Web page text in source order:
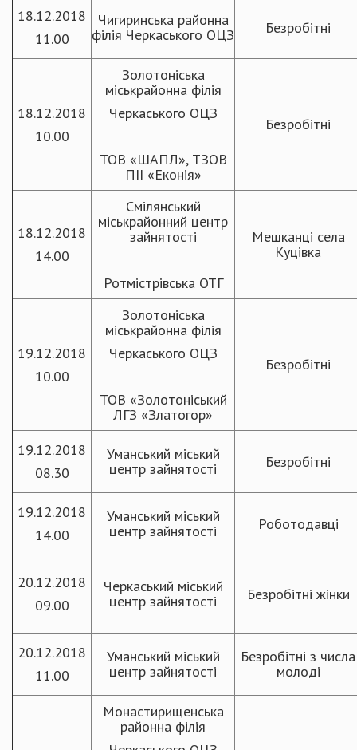
18.12.2018
11.00
Чигиринська районна
філія Черкаського ОЦЗ
Безробітні
18.12.2018
10.00
Золотоніська
міськрайонна філія
Черкаського ОЦЗ
ТОВ «ШАПЛ», ТЗОВ
ПІІ «Еконія»
Безробітні
18.12.2018
14.00
Смілянський
міськрайонний центр
зайнятості
Ротмістрівська ОТГ
Мешканці села
Куцівка
19.12.2018
10.00
Золотоніська
міськрайонна філія
Черкаського ОЦЗ
ТОВ «Золотоніський
ЛГЗ «Златогор»
Безробітні
19.12.2018
08.30
Уманський міський
центр зайнятості
Безробітні
19.12.2018
14.00
Уманський міський
центр зайнятості
Роботодавці
20.12.2018
09.00
Черкаський міський
центр зайнятості
Безробітні жінки
20.12.2018
11.00
Уманський міський
центр зайнятості
Безробітні з числа
молоді
Монастирищенська
районна філія